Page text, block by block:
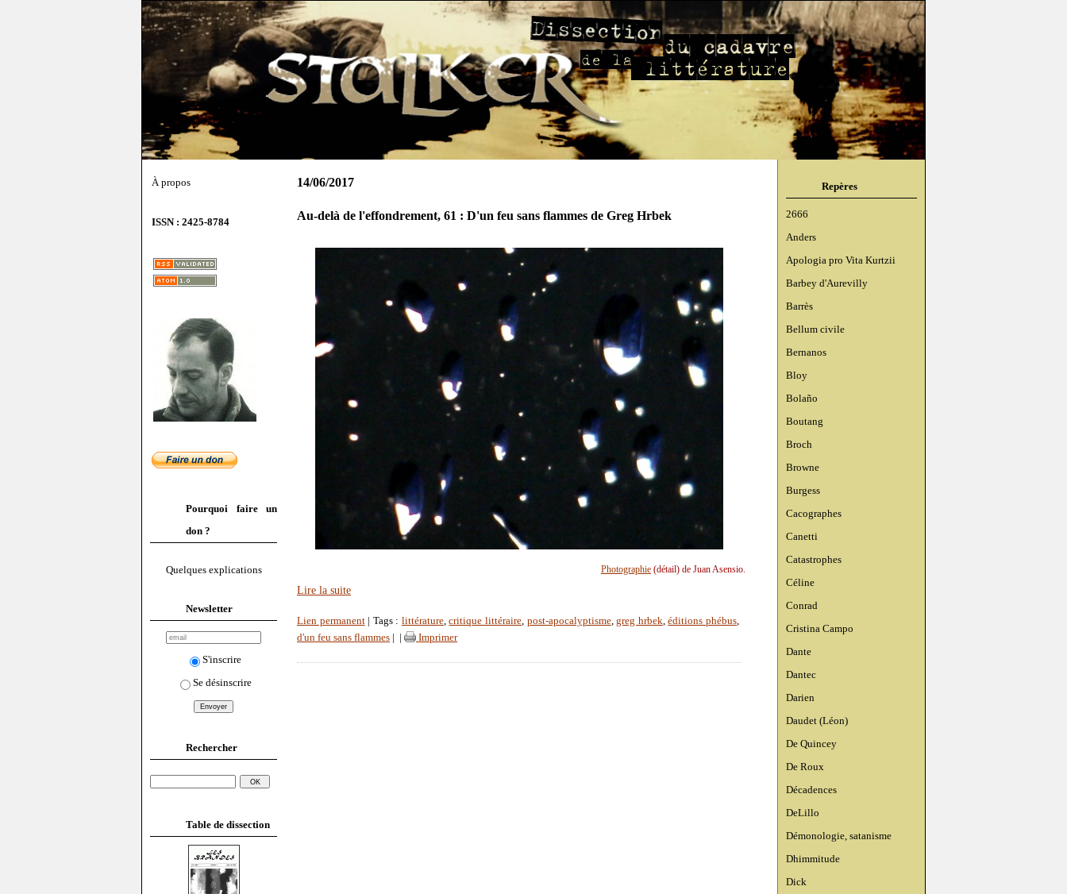
À propos
ISSN : 2425-8784
Pourquoi faire un
don ?
Quelques explications
Newsletter
S'inscrire
Se désinscrire
Rechercher
Table de dissection
Repères
2666
Anders
Apologia pro Vita Kurtzii
Barbey d'Aurevilly
Barrès
Bellum civile
Bernanos
Bloy
Bolaño
Boutang
Broch
Browne
Burgess
Cacographes
Canetti
Catastrophes
Céline
Conrad
Cristina Campo
Dante
Dantec
Darien
Daudet (Léon)
De Quincey
De Roux
Décadences
DeLillo
Démonologie, satanisme
Dhimmitude
Dick
14/06/2017
Au-delà de l'effondrement, 61 : D'un feu sans flammes de Greg Hrbek
Photographie(détail) de Juan Asensio.
Lire la suite
Lien permanent| Tags : littérature,critique littéraire, post-apocalyptisme,greg hrbek,éditions phébus,
d'un feu sans flammes
Imprimer